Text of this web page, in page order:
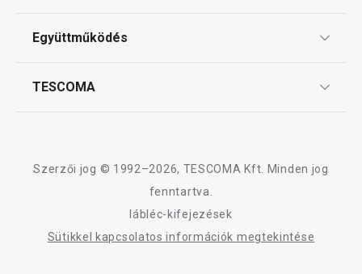
Gyakori kérdések
Reklamáció és termékvisszaküldés
Együttműködés
TESCOMA
Szerzői jog © 1992–2026, TESCOMA Kft. Minden jog
fenntartva.
lábléc-kifejezések
Sütikkel kapcsolatos információk megtekintése